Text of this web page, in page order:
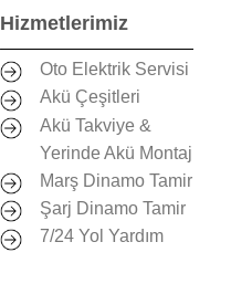
Hizmetlerimiz
Oto Elektrik Servisi
Akü Çeşitleri
Akü Takviye &
Yerinde Akü Montaj
Marş Dinamo Tamir
Şarj Dinamo Tamir
7/24 Yol Yardım